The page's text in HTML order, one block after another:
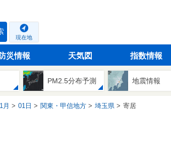
現在地
防災情報 天気図 指数情報
PM2.5分布予測 地震情報
月 01日 関東・甲信地方 埼玉県 寄居